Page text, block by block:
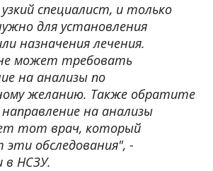
специалист, и только
для установления
назначения лечения.
может требовать
на анализы по
желанию. Также обратите
на анализы
тот врач, который
эти обследования", -
НСЗУ.